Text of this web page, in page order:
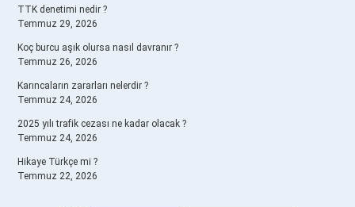
TTK denetimi nedir ?
Temmuz 29, 2026
Koç burcu aşık olursa nasıl davranır ?
Temmuz 26, 2026
Karıncaların zararları nelerdir ?
Temmuz 24, 2026
2025 yılı trafik cezası ne kadar olacak ?
Temmuz 24, 2026
Hikaye Türkçe mi ?
Temmuz 22, 2026